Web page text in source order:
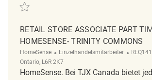
Retten Retail Store Associate Part Time
RETAIL STORE ASSOCIATE PART
HOMESENSE- TRINITY COMMONS
HomeSense Kategorie
Einzelhandelsmitarbeiter ReqId
Ontario, L6R 2K7
HomeSense. Bei TJX Canada bietet